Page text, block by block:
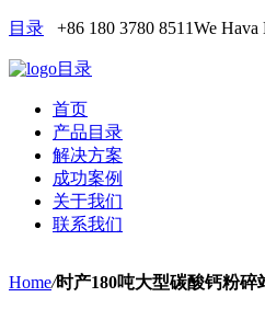
目录 +86 180 3780 8511We Hava
目录
首页
产品目录
解决方案
成功案例
关于我们
联系我们
Home/时产180吨大型碳酸钙粉碎